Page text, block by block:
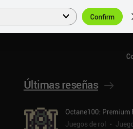
ES
Últimas reseñas
Juegos de rol
Confirm